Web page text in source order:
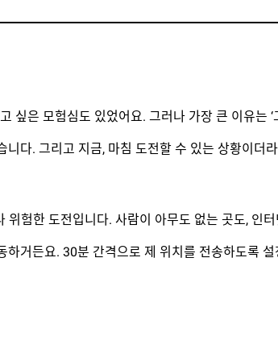
은 모험심도 있었어요. 그러나 가장 큰 이유는 ‘
다. 그리고 지금, 마침 도전할 수 있는 상황이더
험한 도전입니다. 사람이 아무도 없는 곳도, 인
거든요. 30분 간격으로 제 위치를 전송하도록